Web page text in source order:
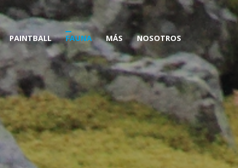
PAINTBALL
CAMPO DE JUEGO CORULLÓN
PAINTBALL-GRUPOS
FAUNA
OSO PARDO CANTÁBRICO
LOBO IBÉRICO
MÁS
ALOJAMIENTOS
FORMACIÓN
NOSOTROS